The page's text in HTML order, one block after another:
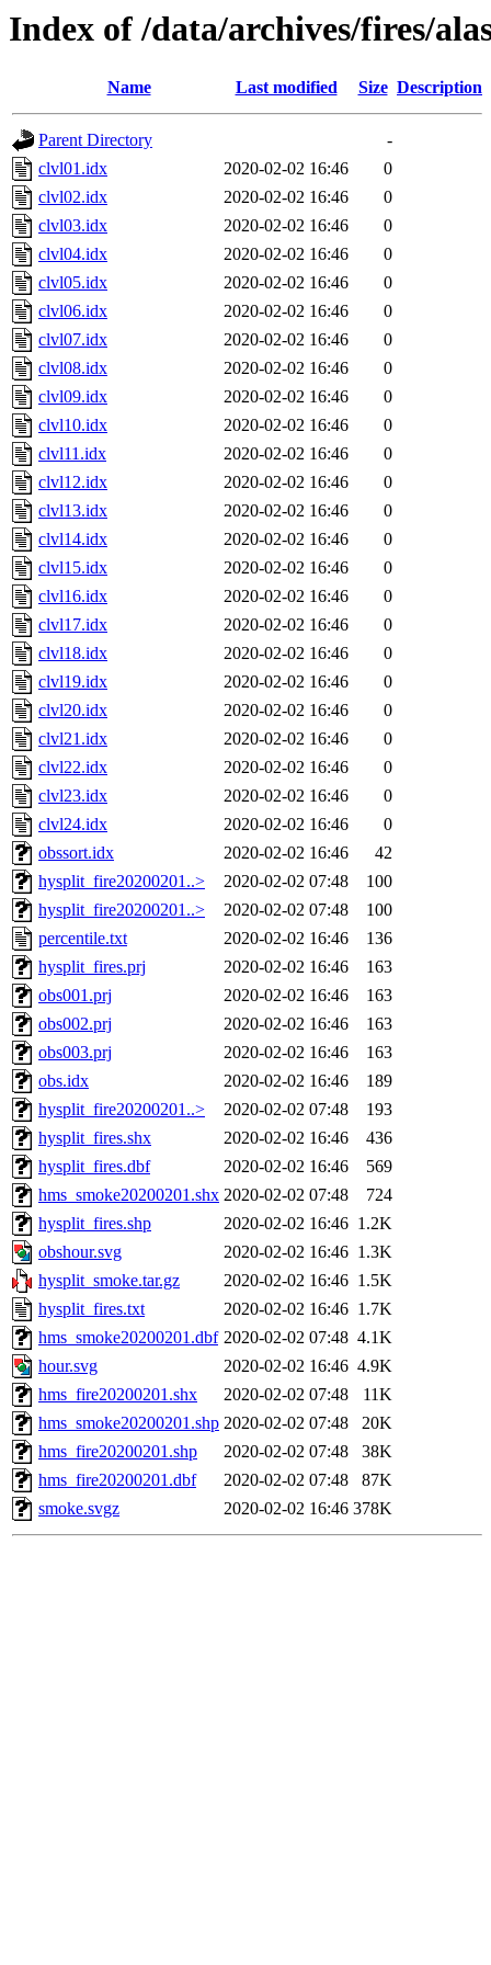
Index of /data/archives/fires/
Name Last modified Size Description
Parent Directory
-
clvl01.idx
2020-02-02 16:46
0
clvl02.idx
2020-02-02 16:46
0
clvl03.idx
2020-02-02 16:46
0
clvl04.idx
2020-02-02 16:46
0
clvl05.idx
2020-02-02 16:46
0
clvl06.idx
2020-02-02 16:46
0
clvl07.idx
2020-02-02 16:46
0
clvl08.idx
2020-02-02 16:46
0
clvl09.idx
2020-02-02 16:46
0
clvl10.idx
2020-02-02 16:46
0
clvl11.idx
2020-02-02 16:46
0
clvl12.idx
2020-02-02 16:46
0
clvl13.idx
2020-02-02 16:46
0
clvl14.idx
2020-02-02 16:46
0
clvl15.idx
2020-02-02 16:46
0
clvl16.idx
2020-02-02 16:46
0
clvl17.idx
2020-02-02 16:46
0
clvl18.idx
2020-02-02 16:46
0
clvl19.idx
2020-02-02 16:46
0
clvl20.idx
2020-02-02 16:46
0
clvl21.idx
2020-02-02 16:46
0
clvl22.idx
2020-02-02 16:46
0
clvl23.idx
2020-02-02 16:46
0
clvl24.idx
2020-02-02 16:46
0
obssort.idx
2020-02-02 16:46
42
hysplit_fire20200201..>
2020-02-02 07:48
100
hysplit_fire20200201..>
2020-02-02 07:48
100
percentile.txt
2020-02-02 16:46
136
hysplit_fires.prj
2020-02-02 16:46
163
obs001.prj
2020-02-02 16:46
163
obs002.prj
2020-02-02 16:46
163
obs003.prj
2020-02-02 16:46
163
obs.idx
2020-02-02 16:46
189
hysplit_fire20200201..>
2020-02-02 07:48
193
hysplit_fires.shx
2020-02-02 16:46
436
hysplit_fires.dbf
2020-02-02 16:46
569
hms_smoke20200201.shx 2020-02-02 07:48
724
hysplit_fires.shp
2020-02-02 16:46 1.2K
obshour.svg
2020-02-02 16:46 1.3K
hysplit_smoke.tar.gz
2020-02-02 16:46 1.5K
hysplit_fires.txt
2020-02-02 16:46 1.7K
hms_smoke20200201.dbf 2020-02-02 07:48 4.1K
hour.svg
2020-02-02 16:46 4.9K
hms_fire20200201.shx
2020-02-02 07:48
11K
hms_smoke20200201.shp 2020-02-02 07:48
20K
hms_fire20200201.shp
2020-02-02 07:48
38K
hms_fire20200201.dbf
2020-02-02 07:48
87K
smoke.svgz
2020-02-02 16:46 378K